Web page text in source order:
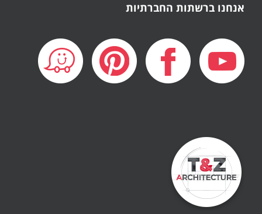
אנחנו ברשתות החברתיות